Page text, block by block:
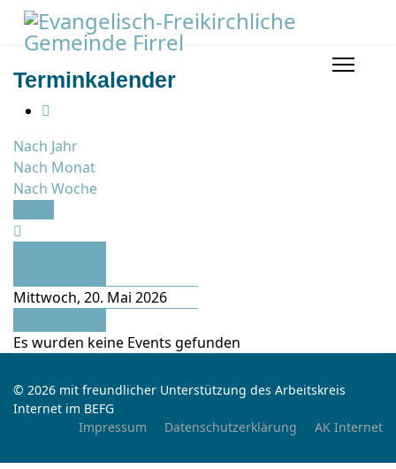
Terminkalender
Nach Jahr
Nach Monat
Nach Woche
Mittwoch, 20. Mai 2026
Es wurden keine Events gefunden
© 2026 mit freundlicher Unterstützung des Arbeitskreis
Internet im BEFG
Impressum
Datenschutzerklärung AK Internet